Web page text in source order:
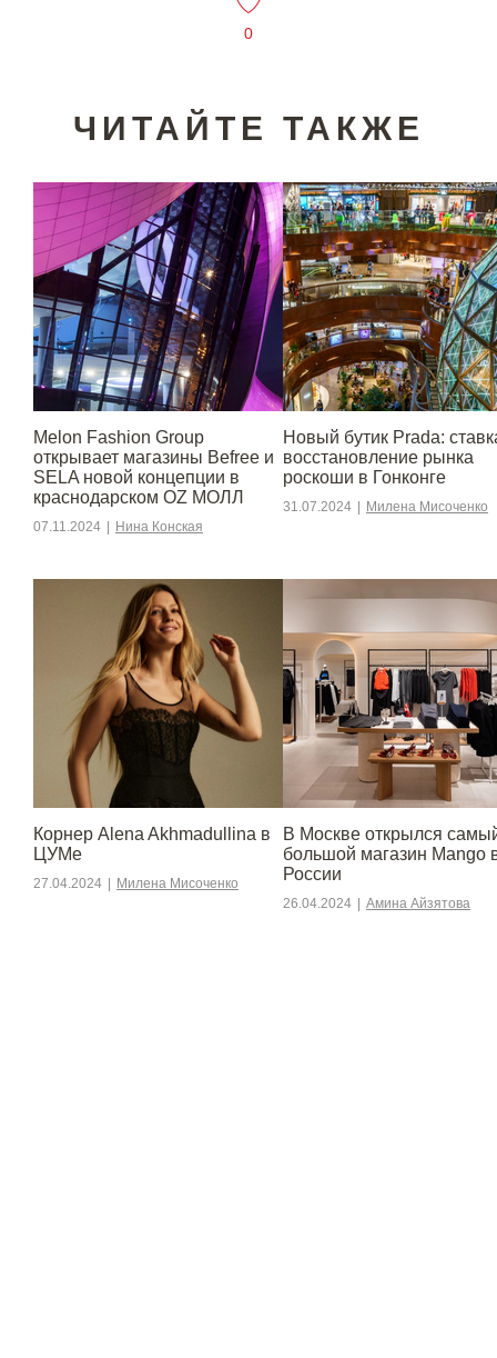
0
ЧИТАЙТЕ ТАКЖЕ
Melon Fashion Group
открывает магазины Befree и
SELA новой концепции в
краснодарском OZ МОЛЛ
07.11.2024 Нина Конская
Новый бутик Prada:
восстановление рынка
роскоши в Гонконге
31.07.2024 Милена Мисоченко
Корнер Alena Akhmadullina в
ЦУМе
27.04.2024 Милена Мисоченко
В Москве открылся
большой магазин Mango
России
26.04.2024 Амина Айзятова